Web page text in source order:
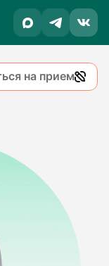
на прием